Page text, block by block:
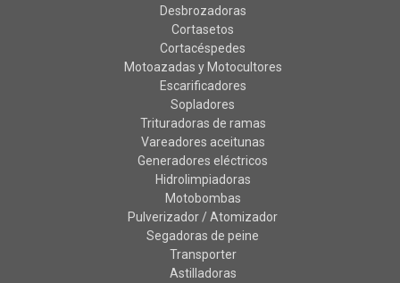
Desbrozadoras
Cortasetos
Cortacéspedes
Motoazadas y Motocultores
Escarificadores
Sopladores
Trituradoras de ramas
Vareadores aceitunas
Generadores eléctricos
Hidrolimpiadoras
Motobombas
Pulverizador / Atomizador
Segadoras de peine
Transporter
Astilladoras